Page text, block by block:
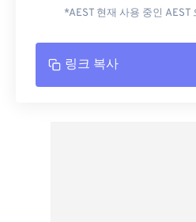
*AEST 현재 사용 중인
링크 복사